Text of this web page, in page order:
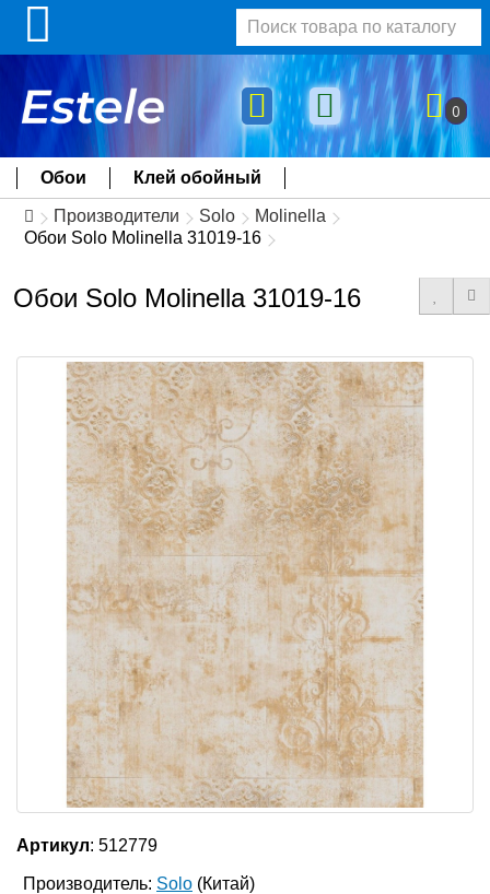
0
Обои Клей обойный
Производители Solo
Molinella
Обои Solo Molinella 31019-16
Обои Solo Molinella 31019-16
Артикул: 512779
Производитель: Solo (Китай)